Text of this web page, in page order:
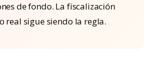
de fondo. La fiscalización
real sigue siendo la regla.